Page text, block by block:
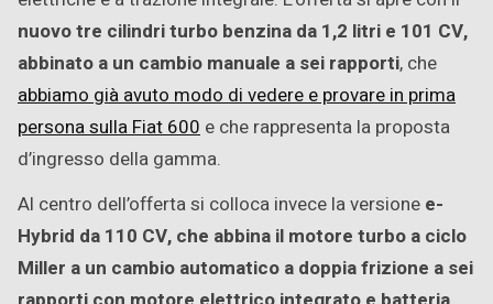
nuovo tre cilindri turbo benzina da 1,2 litri e 101 CV,
abbinato a un cambio manuale a sei rapporti, che
abbiamo già avuto modo di vedere e provare in prima
persona sulla Fiat 600 e che rappresenta la proposta
d’ingresso della gamma.
Al centro dell’offerta si colloca invece la versione e-
Hybrid da 110 CV, che abbina il motore turbo a ciclo
Miller a un cambio automatico a doppia frizione a sei